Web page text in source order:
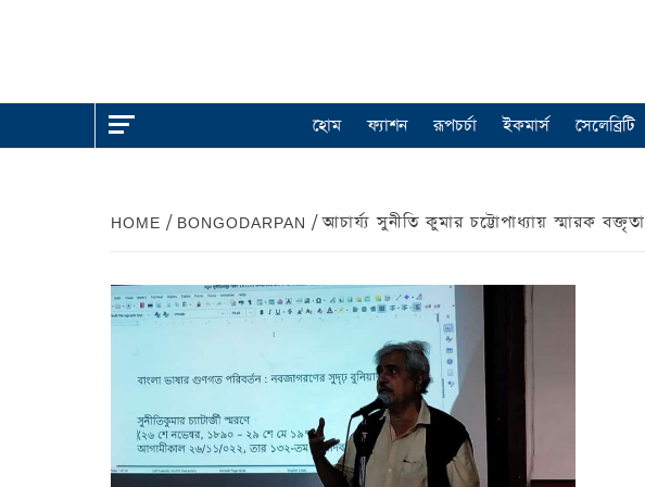
হোম ফ্যাশন রূপচর্চা ইকমার্স সেলেব্রিটি
HOME BONGODARPAN আচার্য্য সুনীতি কুমার চট্টোপাধ্যায় স্মারক বক্তৃতা